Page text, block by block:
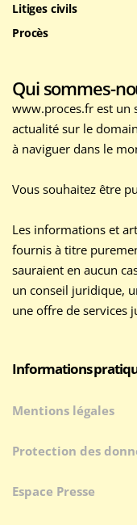
Litiges civils
Procès
Qui sommes-
www.proces.fr est un
actualité sur le
à naviguer dans le
Vous souhaitez être
Les informations et
fournis à titre
sauraient en aucun
un conseil juridique,
une offre de services
Informations
Mentions légales
Protection des
Espace Presse